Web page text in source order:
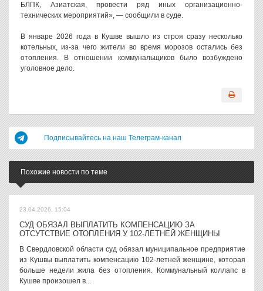
БЛПК, Азиатская, провести ряд иных организационно-
технических мероприятий», — сообщили в суде.
В январе 2026 года в Кушве вышло из строя сразу несколько
котельных, из-за чего жители во время морозов остались без
отопления. В отношении коммунальщиков было возбуждено
уголовное дело.
Подписывайтесь на наш Телеграм-канал
Похожие новости по теме
23.04.2026, 15:04
СУД ОБЯЗАЛ ВЫПЛАТИТЬ КОМПЕНСАЦИЮ ЗА
ОТСУТСТВИЕ ОТОПЛЕНИЯ У 102-ЛЕТНЕЙ ЖЕНЩИНЫ
В Свердловской области суд обязал муниципальное предприятие
из Кушвы выплатить компенсацию 102-летней женщине, которая
больше недели жила без отопления. Коммунальный коллапс в
Кушве произошел в...